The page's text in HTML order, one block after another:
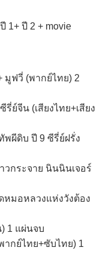
1+ ปี 2 + movie
มูฟวี่ (พากย์ไทย) 2
ย์จีน (เสียงไทย+เสียง
พผีดิบ ปี 9 ซีรี่ย์ฝรั่ง
วกระจาย นินนินเจอร์
หมอหลวงแห่งวังต้อง
) 1 แผ่นจบ
ากย์ไทย+ซับไทย) 1